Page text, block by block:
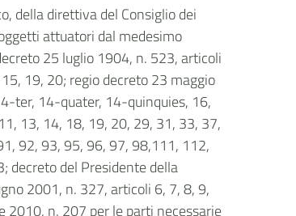
della direttiva del Consiglio dei
attuatori dal medesimo
25 luglio 1904, n. 523, articoli
19, 20; regio decreto 23 maggio
ter, 14-quater, 14-quinquies, 16,
13, 14, 18, 19, 20, 29, 31, 33, 37,
92, 93, 95, 96, 97, 98,111, 112,
del Presidente della
2001, n. 327, articoli 6, 7, 8, 9,
2010, n. 207 per le parti necessarie